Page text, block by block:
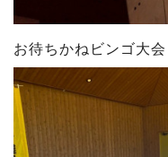
お待ちかねビンゴ大